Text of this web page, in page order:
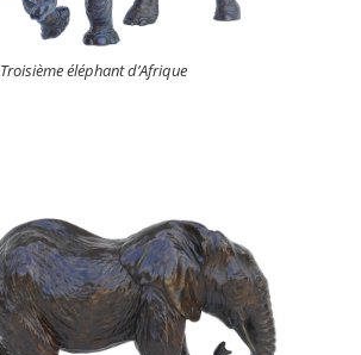
Troisième éléphant d’Afrique